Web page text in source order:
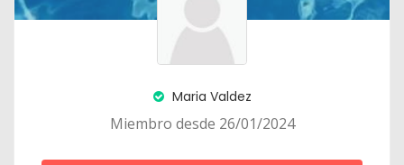
Maria Valdez
Miembro desde 26/01/2024